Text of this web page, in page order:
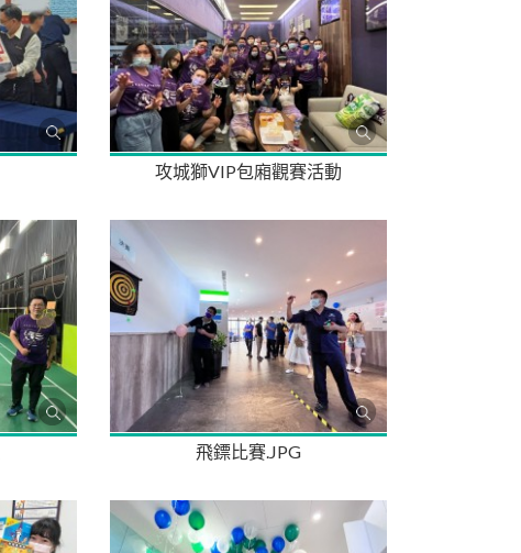
攻城獅VIP包廂觀賽活動
飛鏢比賽.JPG